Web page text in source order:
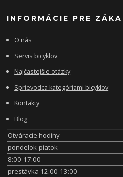
INFORMÁCIE PRE
O nás
Servis bicyklov
Najčastejšie otázky
Sprievodca kategóriami bicyklov
Kontakty
Blog
Otváracie hodiny
pondelok-piatok
8:00-17:00
prestávka 12:00-13:00